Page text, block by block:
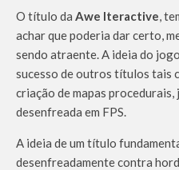
O título da Awe Iteractive,
achar que poderia dar certo,
sendo atraente. A ideia do
sucesso de outros títulos tais
criação de mapas
desenfreada em FPS.
A ideia de um título
desenfreadamente contra